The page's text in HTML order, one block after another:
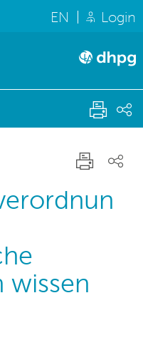
EN Login
wissen